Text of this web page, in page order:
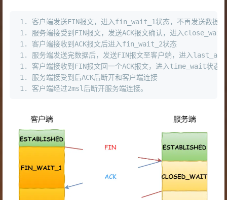
1. 客户端发送FIN报文，进入fin_wait_1状态，不再发送数据（
1. 服务端接受到FIN报文，发送ACK报文确认，进入close_wait
1. 客户端接收到ACK报文后进入fin_wait_2状态
1. 服务端发送完数据后，发送FIN报文至客户端，进入last_ack
1. 客户端接收到FIN报文回一个ACK报文，进入time_wait状态
1. 服务端接受到后ACK后断开和客户端连接